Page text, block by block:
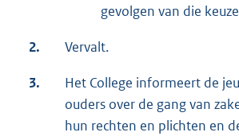
gevolgen van die
2. Vervalt.
3.
Het College informeert de
ouders over de gang van
hun rechten en plichten en